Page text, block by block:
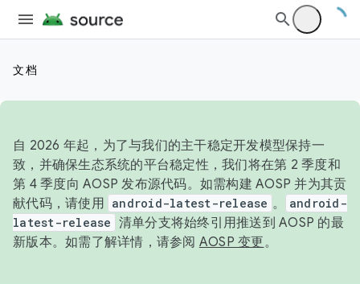
文档
自 2026 年起，为了与我们的主干稳定开发模型保持一
致，并确保生态系统的平台稳定性，我们将在第 2 季度和
第 4 季度向 AOSP 发布源代码。如需构建 AOSP 并为其贡
献代码，请使用 android-latest-release 。
android-
latest-release 清单分支将始终引用推送到 AOSP 的最
新版本。如需了解详情，请参阅 AOSP 变更。